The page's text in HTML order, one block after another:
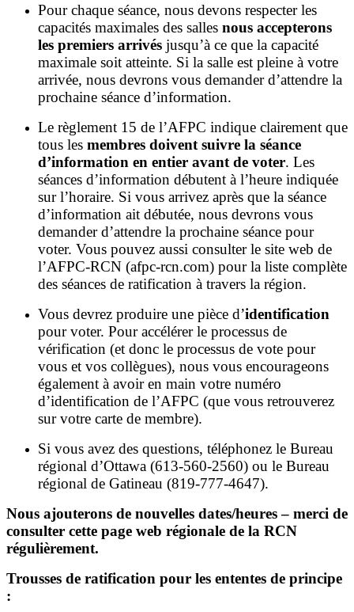
Pour chaque séance, nous devons respecter les
capacités maximales des salles nous accepterons
les premiers arrivés jusqu’à ce que la capacité
maximale soit atteinte. Si la salle est pleine à votre
arrivée, nous devrons vous demander d’attendre la
prochaine séance d’information.
Le règlement 15 de l’AFPC indique clairement que
tous les membres doivent suivre la séance
d’information en entier avant de voter. Les
séances d’information débutent à l’heure indiquée
sur l’horaire. Si vous arrivez après que la séance
d’information ait débutée, nous devrons vous
demander d’attendre la prochaine séance pour
voter. Vous pouvez aussi consulter le site web de
l’AFPC-RCN (afpc-rcn.com) pour la liste complète
des séances de ratification à travers la région.
Vous devrez produire une pièce d’identification
pour voter. Pour accélérer le processus de
vérification (et donc le processus de vote pour
vous et vos collègues), nous vous encourageons
également à avoir en main votre numéro
d’identification de l’AFPC (que vous retrouverez
sur votre carte de membre).
Si vous avez des questions, téléphonez le Bureau
régional d’Ottawa (613-560-2560) ou le Bureau
régional de Gatineau (819-777-4647).
Nous ajouterons de nouvelles dates/heures – merci de
consulter cette page web régionale de la RCN
régulièrement.
Trousses de ratification pour les ententes de principe
: